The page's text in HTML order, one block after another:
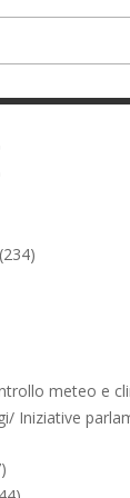
(234)
meteo e
Iniziative